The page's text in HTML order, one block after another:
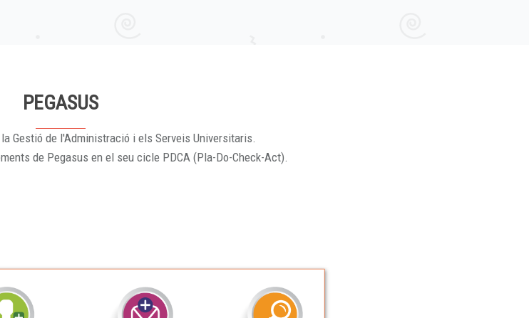
PEGASUS
Gestió de l'Administració i els Serveis Universitaris.
de Pegasus en el seu cicle PDCA (Pla-Do-Check-Act).